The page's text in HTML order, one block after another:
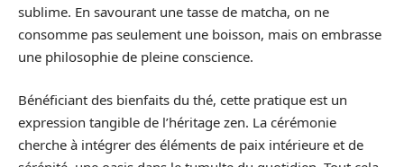
sublime. En savourant une tasse de matcha, on ne
consomme pas seulement une boisson, mais on embrasse
une philosophie de pleine conscience.
Bénéficiant des bienfaits du thé, cette pratique est un
expression tangible de l’héritage zen. La cérémonie
cherche à intégrer des éléments de paix intérieure et de